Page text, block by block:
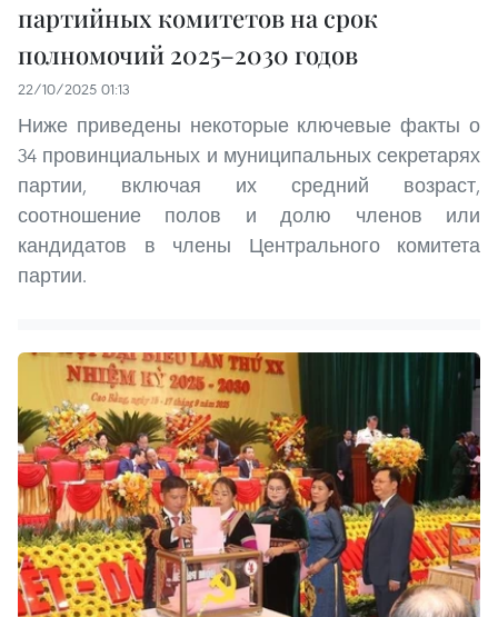
партийных комитетов на срок
полномочий 2025–2030 годов
22/10/2025 01:13
Ниже приведены некоторые ключевые факты о
34 провинциальных и муниципальных секретарях
партии, включая их средний возраст,
соотношение полов и долю членов или
кандидатов в члены Центрального комитета
партии.